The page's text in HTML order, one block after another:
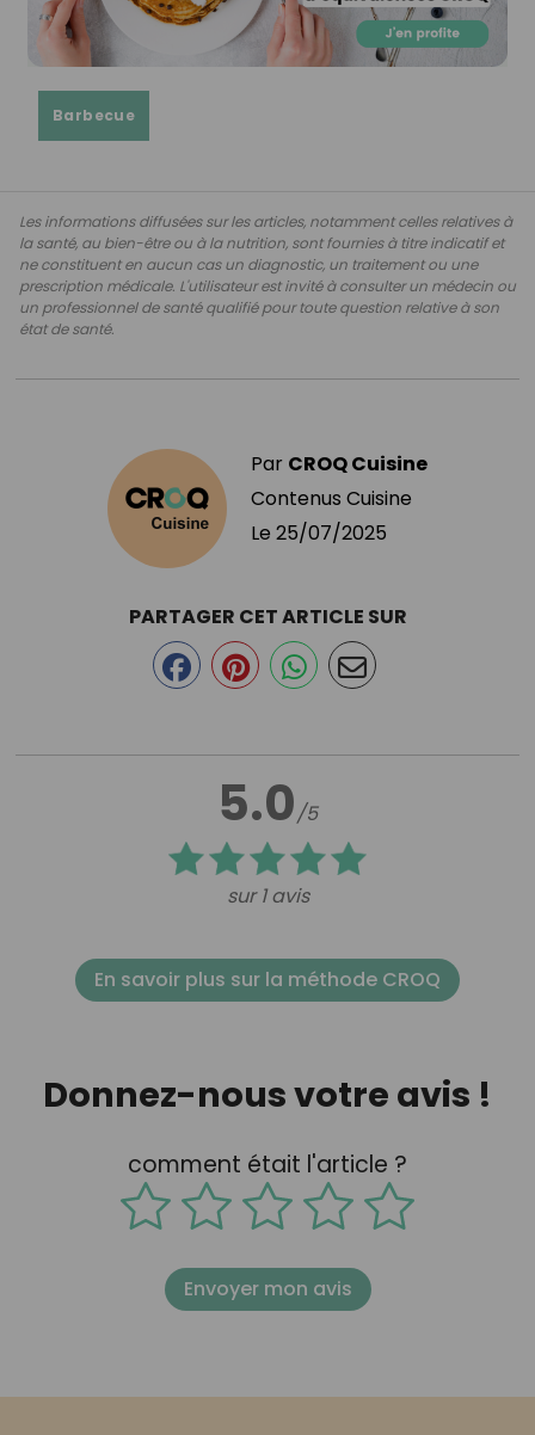
Barbecue
Les informations diffusées sur les articles, notamment celles relatives à
la santé, au bien-être ou à la nutrition, sont fournies à titre indicatif et
ne constituent en aucun cas un diagnostic, un traitement ou une
prescription médicale. L'utilisateur est invité à consulter un médecin ou
un professionnel de santé qualifié pour toute question relative à son
état de santé.
Par CROQ Cuisine
Contenus Cuisine
Le 25/07/2025
5.0/5
sur 1 avis
PARTAGER CET ARTICLE SUR
En savoir plus sur la méthode CROQ
Donnez-nous votre avis !
comment était l'article ?
Envoyer mon avis